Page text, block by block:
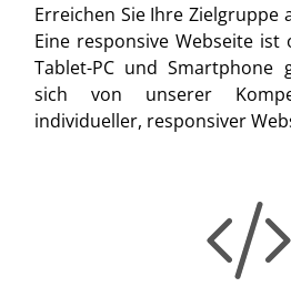
Erreichen Sie Ihre Zielgruppe
Eine responsive Webseite
Tablet-PC und Smartphone
sich von unserer
individueller, responsiver